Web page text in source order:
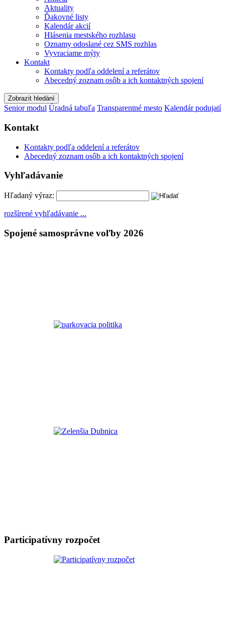
Aktuality
Ďakovné listy
Kalendár akcií
Hlásenia mestského rozhlasu
Oznamy odoslané cez SMS rozhlas
Vyvraciame mýty
Kontakt
Kontakty podľa oddelení a referátov
Abecedný zoznam osôb a ich kontaktných spojení
Zobrazit hledání
Senior modul Úradná tabuľa Transparentné mesto Kalendár podujatí
Kontakt
Kontakty podľa oddelení a referátov
Abecedný zoznam osôb a ich kontaktných spojení
Vyhľadávanie
Hľadaný výraz:
rozšírené vyhľadávanie ...
Spojené samosprávne voľby 2026
Participatívny rozpočet